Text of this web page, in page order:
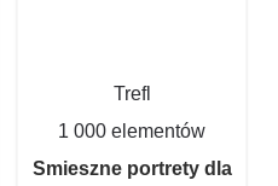
Trefl
1 000 elementów
Smieszne portrety dla